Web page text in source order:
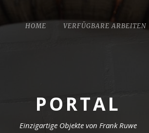
HOME VERFÜGBARE ARBEITEN
PORTAL
Einzigartige Objekte von Frank Ruwe